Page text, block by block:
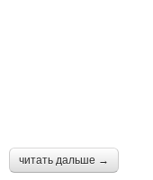
читать дальше →